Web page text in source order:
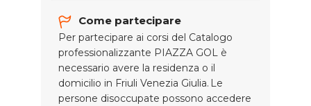
Come partecipare
Per partecipare ai corsi del Catalogo
professionalizzante PIAZZA GOL è
necessario avere la residenza o il
domicilio in Friuli Venezia Giulia. Le
persone disoccupate possono accedere